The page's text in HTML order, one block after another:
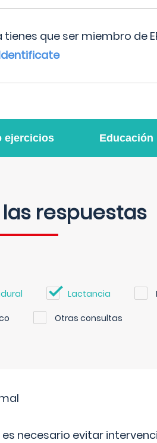
que ser miembro de
ejercicios Educación
respuestas
Lactancia
Otras consultas
necesario evitar